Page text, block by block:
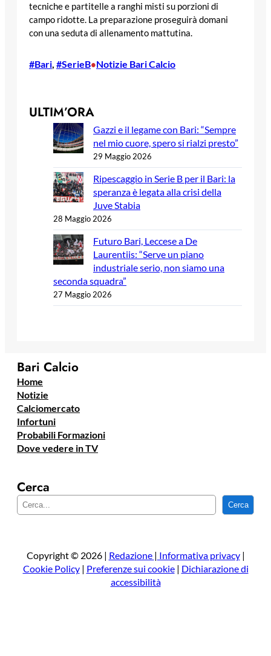
tecniche e partitelle a ranghi misti su porzioni di
campo ridotte. La preparazione proseguirà domani
con una seduta di allenamento mattutina.
#Bari, #SerieB•Notizie Bari Calcio
ULTIM’ORA
Gazzi e il legame con Bari: “Sempre
nel mio cuore, spero si rialzi presto”
29 Maggio 2026
Ripescaggio in Serie B per il Bari: la
speranza è legata alla crisi della
Juve Stabia
28 Maggio 2026
Futuro Bari, Leccese a De
Laurentiis: “Serve un piano
industriale serio, non siamo una
seconda squadra”
27 Maggio 2026
Bari Calcio
Home
Notizie
Calciomercato
Infortuni
Probabili Formazioni
Dove vedere in TV
Cerca
e
a
Cerca
Copyright © 2026 | Redazione | Informativa privacy|
Cookie Policy| Preferenze sui cookie| Dichiarazione di
accessibilità